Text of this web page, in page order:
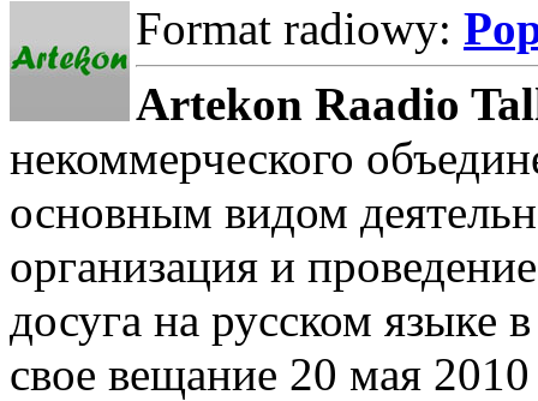
Format radiowy:
Artekon Raadio
некоммерческого
основным видом
организация и
досуга на русском языке
свое вещание 20 мая 2010